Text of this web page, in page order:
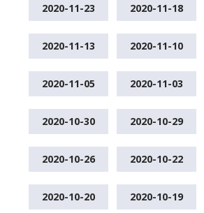
2020-11-23 2020-11-18
2020-11-13 2020-11-10
2020-11-05 2020-11-03
2020-10-30 2020-10-29
2020-10-26 2020-10-22
2020-10-20 2020-10-19